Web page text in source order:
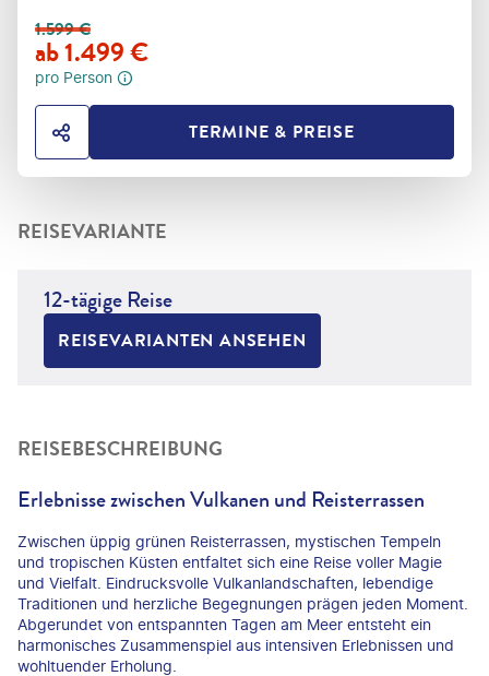
1.599€
ab1.499€
pro Person
HOTEL TEILENTERMINE & PREISE
REISEVARIANTE
12-tägige Reise
REISEVARIANTEN ANSEHEN
REISEBESCHREIBUNG
Erlebnisse zwischen Vulkanen und Reisterrassen
Zwischen üppig grünen Reisterrassen, mystischen Tempeln
und tropischen Küsten entfaltet sich eine Reise voller Magie
und Vielfalt. Eindrucksvolle Vulkanlandschaften, lebendige
Traditionen und herzliche Begegnungen prägen jeden Moment.
Abgerundet von entspannten Tagen am Meer entsteht ein
harmonisches Zusammenspiel aus intensiven Erlebnissen und
wohltuender Erholung.